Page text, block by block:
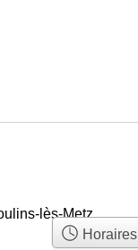
lès-Metz
Horaires